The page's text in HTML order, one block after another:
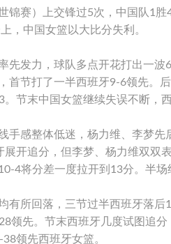
锦赛）上交锋过5次，中国队1
，中国女篮以大比分失利。
先发力，球队多点开花打出一
首节打了一半西班牙9-6领先。
节末中国女篮继续失误不断，
手感整体低迷，杨力维、李梦
展开追分，但李梦、杨力维双双
4将分差一度拉开到13分。半场
有所回落，三节过半西班牙落
领先。节末西班牙几度试图追
领先西班牙女篮。